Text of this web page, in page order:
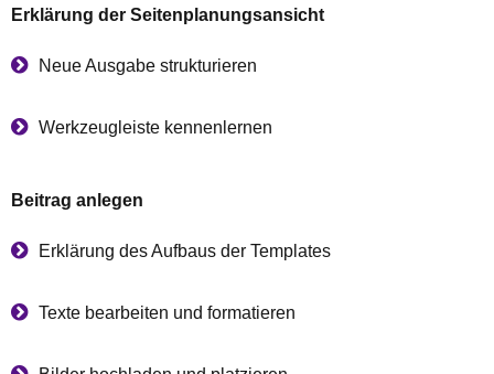
Erklärung der Seitenplanungsansicht
Neue Ausgabe strukturieren
Werkzeugleiste kennenlernen
Beitrag anlegen
Erklärung des Aufbaus der Templates
Texte bearbeiten und formatieren